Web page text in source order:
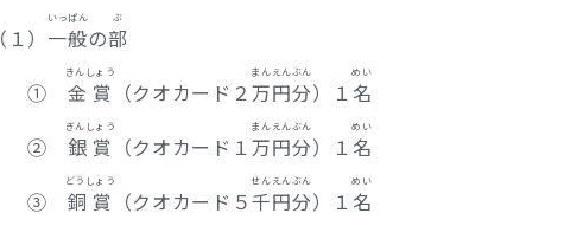
（１） 一般
いっぱん
の部
ぶ
① 金賞
きんしょう
（クオカード２ 万円分
まんえんぶん
）１ 名
めい
② 銀賞
ぎんしょう
（クオカード１ 万円分
まんえんぶん
）１ 名
めい
③ 銅賞
どうしょう
（クオカード５千円分
せんえんぶん
）１ 名
めい